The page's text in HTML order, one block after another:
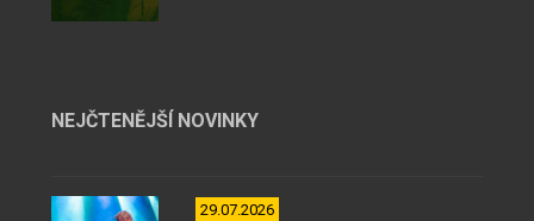
NEJČTENĚJŠÍ NOVINKY
29.07.2026